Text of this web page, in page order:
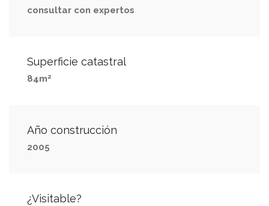
consultar con expertos
Superficie catastral
84m2
Año construcción
2005
¿Visitable?